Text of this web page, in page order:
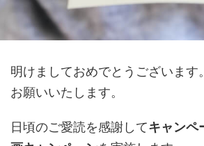
明けましておめでとうございます
お願いいたします。
日頃のご愛読を感謝してキャンペ